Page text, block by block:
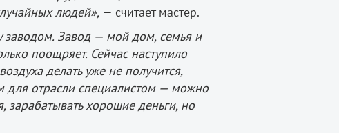
людей», — считает мастер.
заводом. Завод — мой дом, семья и
поощряет. Сейчас наступило
делать уже не получится,
для отрасли специалистом — можно
хорошие деньги, но